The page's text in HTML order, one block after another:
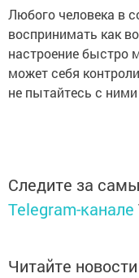
Любого человека в
воспринимать как
настроение быстро
может себя
не пытайтесь с
Следите за
Telegram-канале
Читайте